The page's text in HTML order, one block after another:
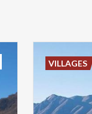
VILLAGES